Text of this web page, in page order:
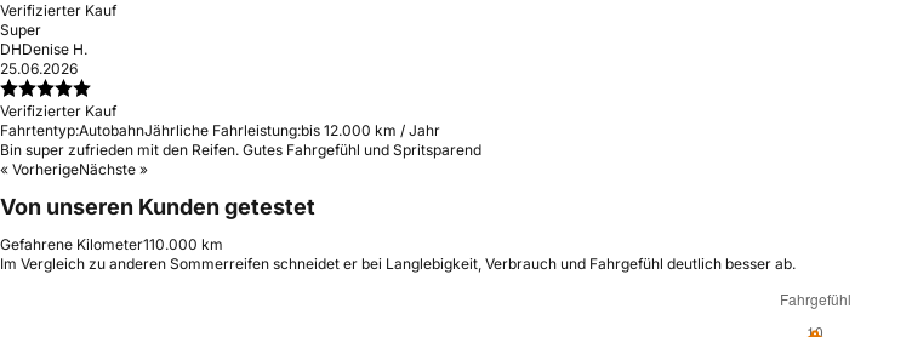
Verifizierter Kauf
Super
DHDenise H.
25.06.2026
Verifizierter Kauf
Fahrtentyp:AutobahnJährliche Fahrleistung:bis 12.000 km / Jahr
Bin super zufrieden mit den Reifen. Gutes Fahrgefühl und Spritsparend
« VorherigeNächste »
Von unseren Kunden getestet
Gefahrene Kilometer110.000 km
Im Vergleich zu anderen Sommerreifen schneidet er bei Langlebigkeit, Verbrauch und Fahrgefühl deutlich besser ab.